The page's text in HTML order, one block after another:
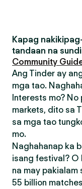
Kapag
tandaan na
Community
Ang Tinder ay
mga tao.
Interests mo?
markets, dito sa
sa mga tao
mo.
Naghahanap ka
isang festival? O
na may
55 billion